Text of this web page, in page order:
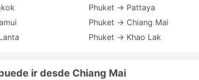
Phuket → Pattaya
Phuket → Chiang Mai
Phuket → Khao Lak
ir desde Chiang Mai